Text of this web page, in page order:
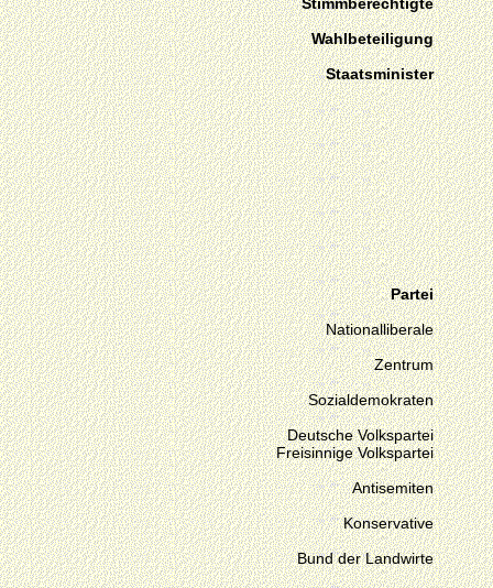
Wahlbeteiligung
Staatsminister
Partei
Nationalliberale
Zentrum
Sozialdemokraten
Deutsche Volkspartei
Freisinnige Volkspartei
Antisemiten
Konservative
Bund der Landwirte